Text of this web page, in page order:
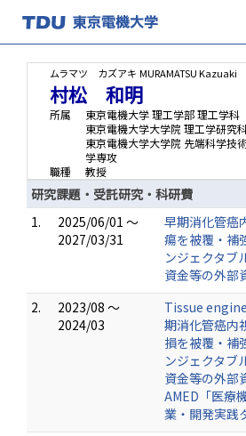
ムラマツ カズアキ MURAMATSU Kazuaki
村松 和明
所属
東京電機大学 理工学部 理工学
東京電機大学大学院 理工学研究
東京電機大学大学院 先端科学技
学専攻
職種
教授
研究課題・受託研究・科研費
1.
2025/06/01 ～
2027/03/31
早期消化管癌
瘍を被覆・補
ンジェクタブ
資金等の外部
2.
2023/08 ～
2024/03
Tissue
期消化管癌内
損を被覆・補
ンジェクタブ
資金等の外部
AMED「医療
業・開発実践